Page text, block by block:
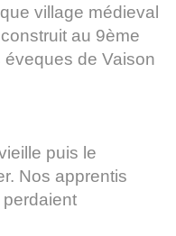
village médieval
au 9ème
de Vaison
puis le
Nos apprentis